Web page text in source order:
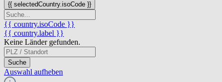
{{ selectedCountry.isoCode }}
{{ country.isoCode }}
{{ country.label }}
Keine Länder gefunden.
Suche
Auswahl aufheben